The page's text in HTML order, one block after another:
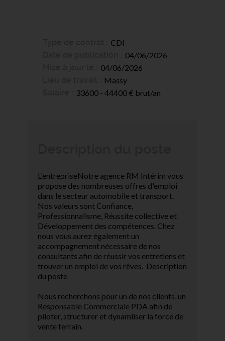
CDI
04/06/2026
04/06/2026
Massy
33600 - 44400 € brut/an
L'entrepriseNotre agence RM Intérim vous
propose des nombreuses offres d'emploi
dans le secteur automobile et transport.
Nos valeurs sont Confiance,
Professionnalisme, Réussite collective et
Développement des compétences. Chez
nous vous aurez également un
accompagnement nécessaire de nos
consultants afin de réussir vos entretiens et
trouver un emploi de vos rêves. Description
du poste
Nous recherchons pour un de nos clients, un
Responsable Commerciale PDA afin de
piloter, structurer et dynamliser la force de
vente terrain.